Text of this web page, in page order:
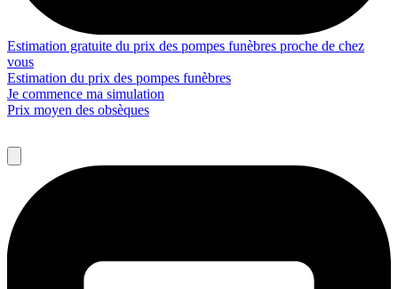
Estimation gratuite du prix des pompes funèbres proche de chez
vous
Estimation du prix des pompes funèbres
Je commence ma simulation
Prix moyen des obsèques